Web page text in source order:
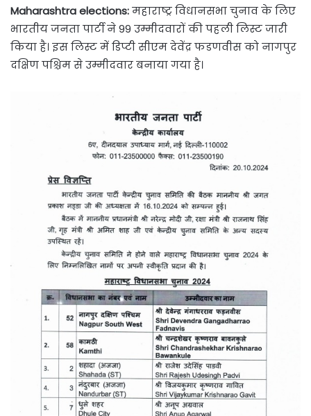
Maharashtra elections:महाराष्ट्र विधानसभा चुनाव के लिए
भारतीय जनता पार्टी ने 99 उम्मीदवारों की पहली लिस्ट जारी
किया है। इस लिस्ट में डिप्टी सीएम देवेंद्र फडणवीस को नागपुर
दक्षिण पश्चिम से उम्मीदवार बनाया गया है।